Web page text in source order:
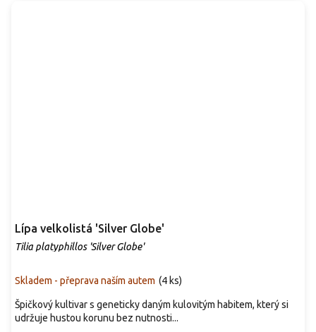
Lípa velkolistá 'Silver Globe'
Tilia platyphillos 'Silver Globe'
Skladem - přeprava naším autem (4 ks)
Špičkový kultivar s geneticky daným kulovitým habitem, který si
udržuje hustou korunu bez nutnosti...